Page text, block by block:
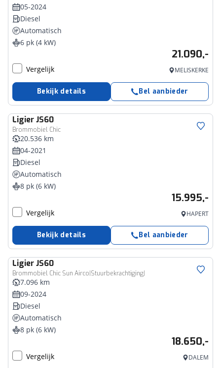
05-2024
Diesel
Automatisch
6 pk (4 kW)
21.090,-
Vergelijk MELISKERKE
Bekijk details Bel aanbieder
LigierJS60
Brommobiel Chic
20.536 km
04-2021
Diesel
Automatisch
8 pk (6 kW)
15.995,-
Vergelijk HAPERT
Bekijk details Bel aanbieder
LigierJS60
Brommobiel Chic Sun Airco|Stuurbekrachtiging|
7.096 km
09-2024
Diesel
Automatisch
8 pk (6 kW)
18.650,-
Vergelijk DALEM